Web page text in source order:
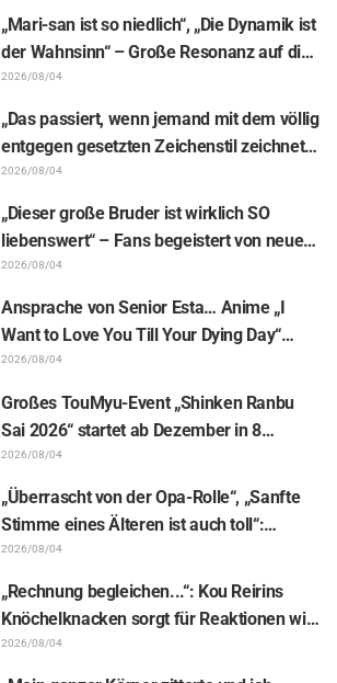
Ausstellungs-Mimik steckt: „Frieren –
Nach dem Ende der Reise“
„Mari-san ist so niedlich“, „Die Dynamik ist
der Wahnsinn“ – Große Resonanz auf die
Enthüllung von Hidenori Matsubaras
wunderschöner Zeichnung der drei
Figuren aus „Neon Genesis Evangelion“ im
Plugsuit
2026/08/04
„Das passiert, wenn jemand mit dem völlig
entgegen gesetzten Zeichenstil zeichnet“
– Fans begeistert von der Unterstützungs-
Illustration des „Yowamushi Pedal“-
Schöpfers für „Jaadugar: A Witch in
Mongolia“
2026/08/04
„Dieser große Bruder ist wirklich SO
liebenswert“ – Fans begeistert von neuen
Illustrationen zur „JUJUTSU KAISEN“-
Ausstellung, auf denen Choso Yūji Itadori
auf die Pelle rückt
2026/08/04
Ansprache von Senior Esta… Anime „I
Want to Love You Till Your Dying Day“
Enthüllung von Synopsis für Episode 5,
Szenenausschnitten, WEB-Trailer und
Episodenposter
2026/08/04
Großes TouMyu-Event „Shinken Ranbu
Sai 2026“ startet ab Dezember in 8
Städten Japans! Alle 44 Touken Danshi
vereint
2026/08/04
„Überrascht von der Opa-Rolle“, „Sanfte
Stimme eines Älteren ist auch toll“:
Reaktionen auf Akira Ishidas Stimme als
Stammesfürst in Episode 6 von
„Jaadugar: A Witch in Mongolia“
2026/08/04
„Rechnung begleichen...“: Kou Reirins
Knöchelknacken sorgt für Reaktionen wie
„Total Muskelhirn (lol)“ und „Schaut euch
diesen Blick an!“ / Episode 4 von „Though I
2026/08/04